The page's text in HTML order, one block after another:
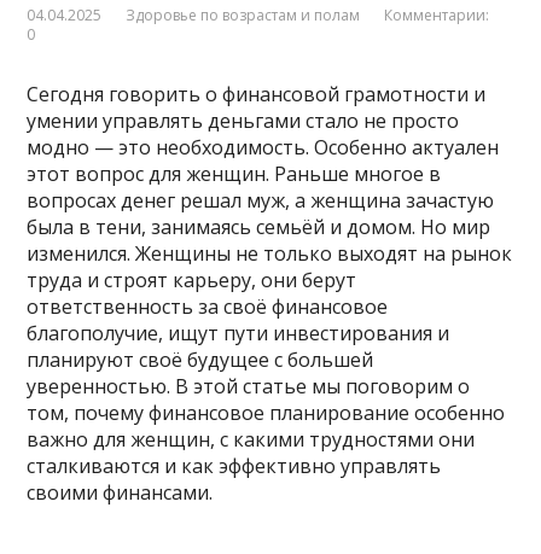
04.04.2025 Здоровье по возрастам и полам
Комментарии:
0
Сегодня говорить о финансовой грамотности и
умении управлять деньгами стало не просто
модно — это необходимость. Особенно актуален
этот вопрос для женщин. Раньше многое в
вопросах денег решал муж, а женщина зачастую
была в тени, занимаясь семьёй и домом. Но мир
изменился. Женщины не только выходят на рынок
труда и строят карьеру, они берут
ответственность за своё финансовое
благополучие, ищут пути инвестирования и
планируют своё будущее с большей
уверенностью. В этой статье мы поговорим о
том, почему финансовое планирование особенно
важно для женщин, с какими трудностями они
сталкиваются и как эффективно управлять
своими финансами.